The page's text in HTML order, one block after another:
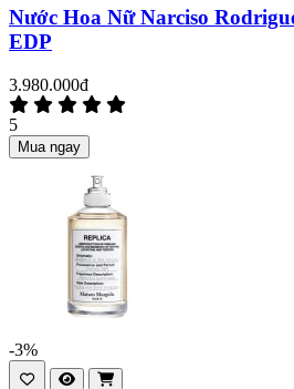
Nước Hoa Nữ Narciso
EDP
3.980.000đ
5
Mua ngay
-3%